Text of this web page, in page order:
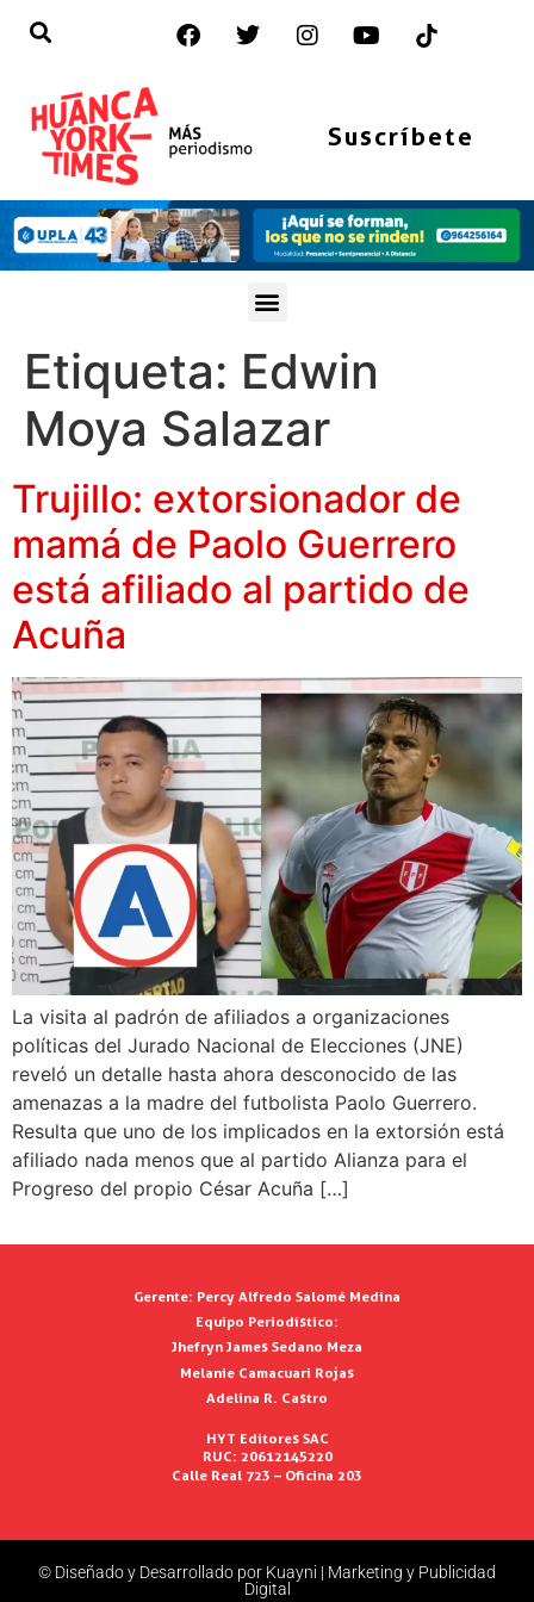
Suscríbete
Etiqueta: Edwin
Moya Salazar
Trujillo: extorsionador de
mamá de Paolo Guerrero
está afiliado al partido de
Acuña
La visita al padrón de afiliados a organizaciones
políticas del Jurado Nacional de Elecciones (JNE)
reveló un detalle hasta ahora desconocido de las
amenazas a la madre del futbolista Paolo Guerrero.
Resulta que uno de los implicados en la extorsión está
afiliado nada menos que al partido Alianza para el
Progreso del propio César Acuña […]
Gerente: Percy Alfredo Salomé Medina
Equipo Periodístico:
Jhefryn James Sedano Meza
Melanie Camacuari Rojas
Adelina R. Castro
HYT Editores SAC
RUC: 20612145220
Calle Real 723 – Oficina 203
© Diseñado y Desarrollado por Kuayni | Marketing y Publicidad
Digital